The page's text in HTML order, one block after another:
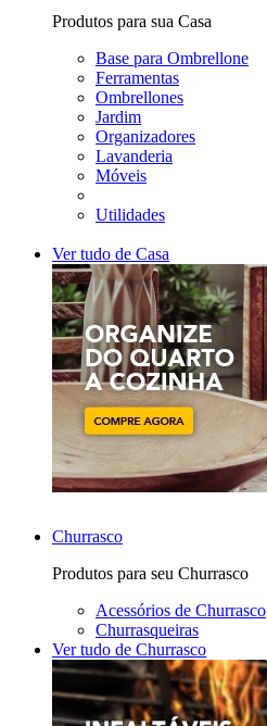
Produtos para sua Casa
Base para Ombrellone
Ferramentas
Ombrellones
Jardim
Organizadores
Lavanderia
Móveis
Utilidades
Ver tudo de Casa
Churrasco
Produtos para seu Churrasco
Acessórios de Churrasco
Churrasqueiras
Ver tudo de Churrasco